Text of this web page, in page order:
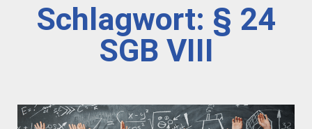
Schlagwort: § 24
SGB VIII